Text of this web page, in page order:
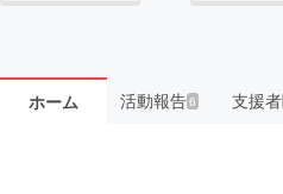
ホーム 活動報告6 支援者